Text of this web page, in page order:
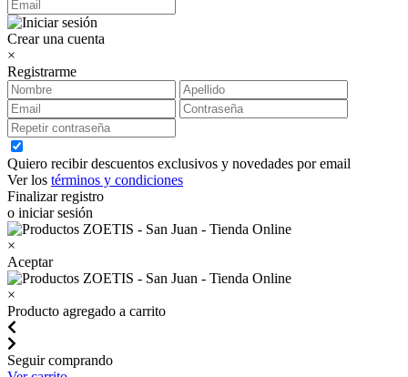
Crear una cuenta
×
Registrarme
Quiero recibir descuentos exclusivos y novedades por email
Ver los términos y condiciones
Finalizar registro
o iniciar sesión
×
Aceptar
×
Producto agregado a carrito
Seguir comprando